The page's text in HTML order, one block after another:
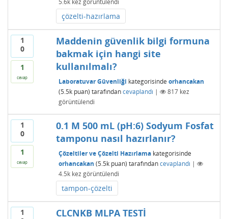
çözelti-hazırlama
1
0
1
cevap
Maddenin güvenlik bilgi formuna
bakmak için hangi site
kullanılmalı?
Laboratuvar Güvenliği kategorisinde orhancakan
(5.5kpuan) tarafından cevaplandı | 817kez
görüntülendi
1
0
1
cevap
0.1 M 500 mL (pH:6) Sodyum Fosfat
tamponu nasıl hazırlanır?
Çözeltiler ve Çözelti Hazırlamakategorisinde
orhancakan (5.5kpuan) tarafından cevaplandı |
4.5kkez görüntülendi
tampon-çözelti
1
CLCNKB MLPA TESTİ